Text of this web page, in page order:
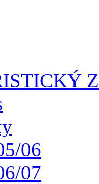
06
07